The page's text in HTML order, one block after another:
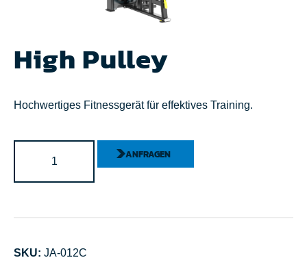
High Pulley
Hochwertiges Fitnessgerät für effektives Training.
ANFRAGEN
SKU: JA-012C